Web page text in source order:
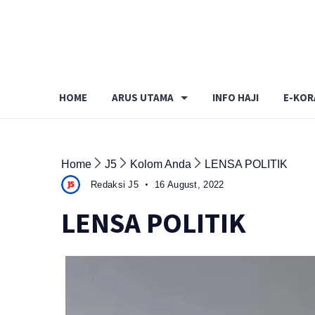
HOME ARUS UTAMA INFO HAJI E-
Home J5 Kolom Anda LENSA POLITIK
Redaksi J5 16 August, 2022
LENSA POLITIK